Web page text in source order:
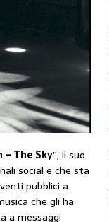
– The Sky”, il suo
social e che sta
pubblici a
che gli ha
a messaggi